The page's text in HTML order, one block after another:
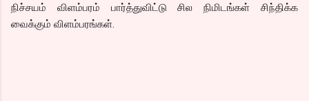
நிச்சயம் விளம்பரம் பார்த்துவிட்டு சில நிமிடங்கள் சிந்திக்க
வைக்கும் விளம்பரங்கள்.